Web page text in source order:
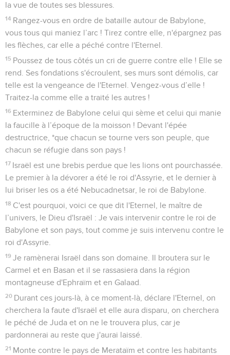
la vue de toutes ses blessures.
14 Rangez-vous en ordre de bataille autour de Babylone,
vous tous qui maniez l’arc ! Tirez contre elle, n'épargnez pas
les flèches, car elle a péché contre l'Eternel.
15 Poussez de tous côtés un cri de guerre contre elle ! Elle se
rend. Ses fondations s'écroulent, ses murs sont démolis, car
telle est la vengeance de l'Eternel. Vengez-vous d’elle !
Traitez-la comme elle a traité les autres !
16 Exterminez de Babylone celui qui sème et celui qui manie
la faucille à l’époque de la moisson ! Devant l'épée
destructrice, *que chacun se tourne vers son peuple, que
chacun se réfugie dans son pays !
17 Israël est une brebis perdue que les lions ont pourchassée.
Le premier à la dévorer a été le roi d'Assyrie, et le dernier à
lui briser les os a été Nebucadnetsar, le roi de Babylone.
18 C'est pourquoi, voici ce que dit l'Eternel, le maître de
l’univers, le Dieu d'Israël : Je vais intervenir contre le roi de
Babylone et son pays, tout comme je suis intervenu contre le
roi d'Assyrie.
19 Je ramènerai Israël dans son domaine. Il broutera sur le
Carmel et en Basan et il se rassasiera dans la région
montagneuse d'Ephraïm et en Galaad.
20 Durant ces jours-là, à ce moment-là, déclare l'Eternel, on
cherchera la faute d'Israël et elle aura disparu, on cherchera
le péché de Juda et on ne le trouvera plus, car je
pardonnerai au reste que j'aurai laissé.
21 Monte contre le pays de Merataïm et contre les habitants